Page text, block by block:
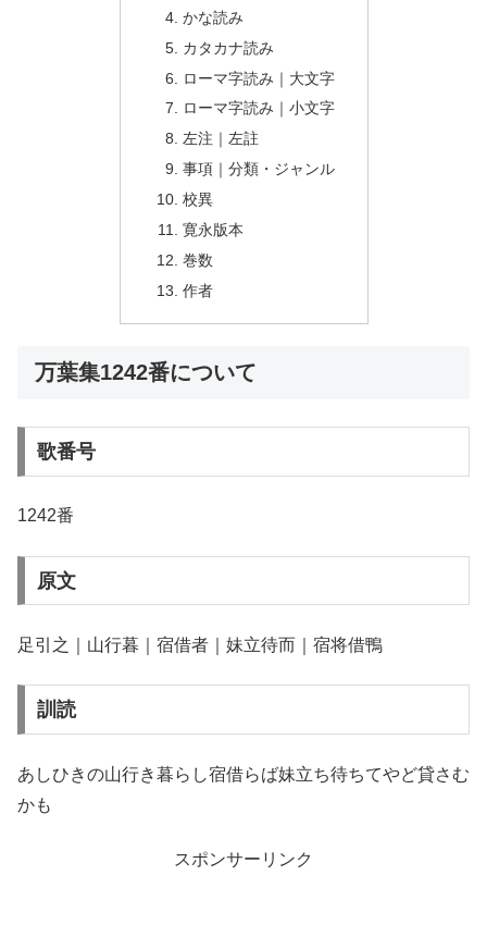
かな読み
カタカナ読み
ローマ字読み｜大文字
ローマ字読み｜小文字
左注｜左註
事項｜分類・ジャンル
校異
寛永版本
巻数
作者
万葉集1242番について
歌番号
1242番
原文
足引之｜山行暮｜宿借者｜妹立待而｜宿将借鴨
訓読
あしひきの山行き暮らし宿借らば妹立ち待ちてやど貸さむ
かも
スポンサーリンク